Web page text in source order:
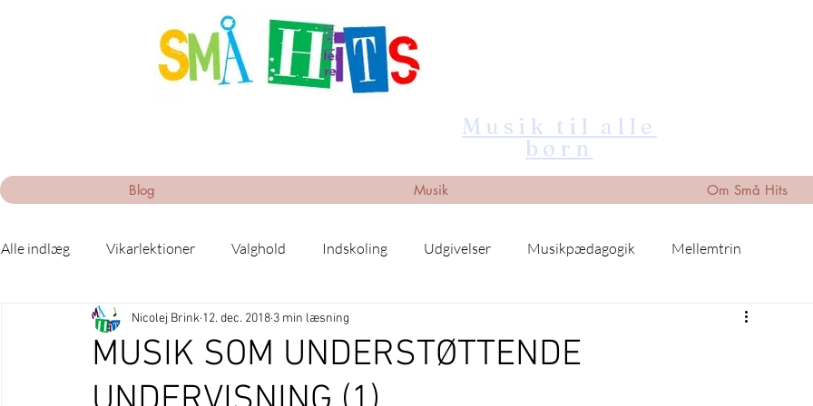
Musik til alle
børn
Blog Musik Om Små Hits
Alle indlæg Vikarlektioner Valghold Indskoling Udgivelser Musikpædagogik Mellemtrin
MUSIK SOM UNDERSTØTTENDE
Nicolej Brink 12. dec. 2018 3 min læsning